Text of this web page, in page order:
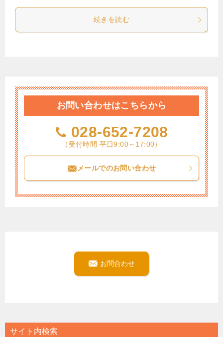
続きを読む
お問い合わせはこちらから
028-652-7208
（受付時間 平日9:00～17:00）
メールでのお問い合わせ
お問合わせ
サイト内検索